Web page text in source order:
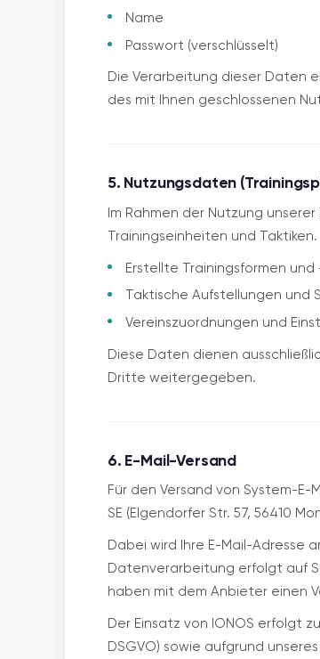
Name
Passwort (verschlüsselt)
Die Verarbeitung dieser Daten
des mit Ihnen geschlossenen
5. Nutzungsdaten
Im Rahmen der Nutzung
Trainingseinheiten und
Erstellte Trainingsformen und
Taktische Aufstellungen und
Vereinszuordnungen und
Diese Daten dienen
Dritte weitergegeben.
6. E-Mail-Versand
Für den Versand von System-E-
SE (Elgendorfer Str. 57, 56410
Dabei wird Ihre E-Mail-Adresse
Datenverarbeitung erfolgt auf
haben mit dem Anbieter einen
Der Einsatz von IONOS erfolgt
DSGVO) sowie aufgrund